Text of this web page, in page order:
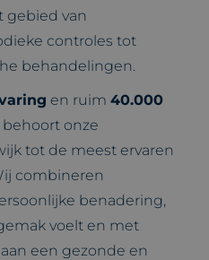
gebied van
controles tot
behandelingen.
en ruim 40.000
behoort onze
tot de meest ervaren
combineren
benadering,
voelt en met
een gezonde en